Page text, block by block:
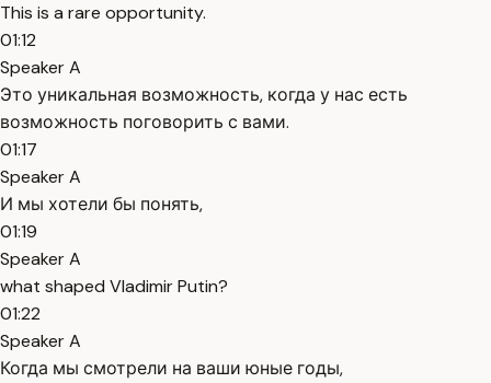
This is a rare opportunity.
01:12
Speaker A
Это уникальная возможность, когда у нас есть
возможность поговорить с вами.
01:17
Speaker A
И мы хотели бы понять,
01:19
Speaker A
what shaped Vladimir Putin?
01:22
Speaker A
Когда мы смотрели на ваши юные годы,